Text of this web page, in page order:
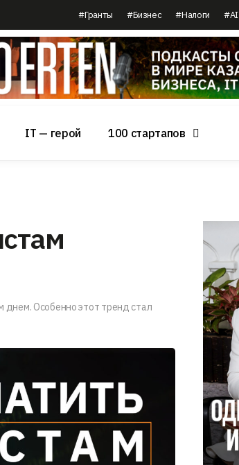
#Гранты #Бизнес #Налоги #AI
IT — герой 100 стартапов
днем. Особенно этот тренд стал